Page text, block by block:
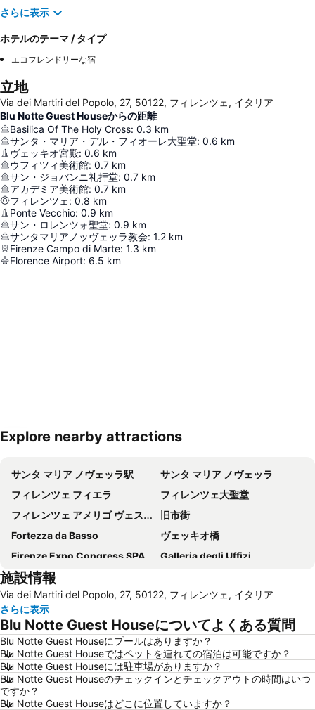
さらに表示
ホテルのテーマ / タイプ
エコフレンドリーな宿
立地
Via dei Martiri del Popolo, 27, 50122, フィレンツェ, イタリア
Blu Notte Guest Houseからの距離
Basilica Of The Holy Cross: 0.3 km
サンタ・マリア・デル・フィオーレ大聖堂: 0.6 km
ヴェッキオ宮殿: 0.6 km
ウフィツィ美術館: 0.7 km
サン・ジョバンニ礼拝堂: 0.7 km
アカデミア美術館: 0.7 km
フィレンツェ : 0.8 km
Ponte Vecchio: 0.9 km
サン・ロレンツォ聖堂: 0.9 km
サンタマリアノッヴェッラ教会: 1.2 km
Firenze Campo di Marte: 1.3 km
Florence Airport: 6.5 km
地図を拡大
Explore nearby attractions
サンタ マリア ノヴェッラ駅
サンタ マリア ノヴェッラ
フィレンツェ フィエラ
フィレンツェ大聖堂
フィレンツェ アメリゴ ヴェスプッチ空港
旧市街
Fortezza da Basso
ヴェッキオ橋
Firenze Expo Congress SPA
Galleria degli Uffizi
アカデミア美術館
ジョットの鐘楼
Mercato di San Lorenzo
San Lorenzo Market
(ピエンツァ)フィレンツェ歴史地区
ダビデ像 (ミケランジェロ)
Firenze Festival
サンタ・クローチェ教会
Brunelleschi
Basilica of St Lawrence
Officina Profumo Farmaceutica di Santa Maria Novella
The Westin Excelsior
Il Prato
施設情報
Via dei Martiri del Popolo, 27, 50122, フィレンツェ, イタリア
さらに表示
Blu Notte Guest Houseについてよくある質問
Blu Notte Guest Houseにプールはありますか？
Blu Notte Guest Houseではペットを連れての宿泊は可能ですか？
Blu Notte Guest Houseには駐車場がありますか？
Blu Notte Guest Houseのチェックインとチェックアウトの時間はいつ
ですか？
Blu Notte Guest Houseはどこに位置していますか？